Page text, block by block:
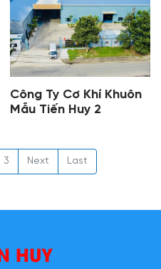
Công Ty Cơ Khí Khuôn
Mẫu Tiến Huy 2
3 Next Last
HUY